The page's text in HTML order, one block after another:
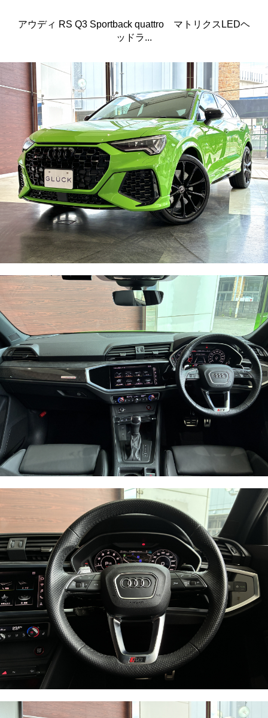
アウディ RS Q3 Sportback quattro マトリクスLEDヘ
ッドラ...